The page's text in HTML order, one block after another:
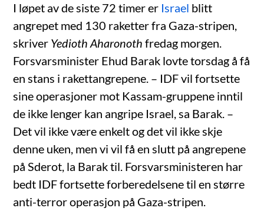
I løpet av de siste 72 timer er Israel blitt
angrepet med 130 raketter fra Gaza-stripen,
skriver Yedioth Aharonoth fredag morgen.
Forsvarsminister Ehud Barak lovte torsdag å få
en stans i rakettangrepene. – IDF vil fortsette
sine operasjoner mot Kassam-gruppene inntil
de ikke lenger kan angripe Israel, sa Barak. –
Det vil ikke være enkelt og det vil ikke skje
denne uken, men vi vil få en slutt på angrepene
på Sderot, la Barak til. Forsvarsministeren har
bedt IDF fortsette forberedelsene til en større
anti-terror operasjon på Gaza-stripen.